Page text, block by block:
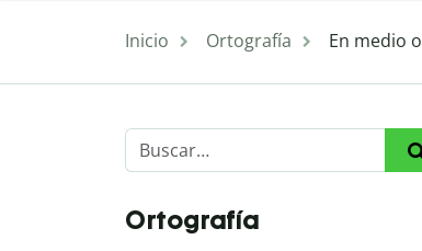
Inicio Ortografía En medio
Ortografía